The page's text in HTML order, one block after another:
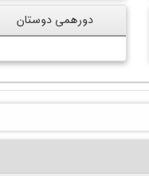
دورهمی دوستان